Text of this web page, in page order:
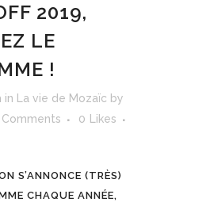
2019,
LE
!
in La vie de Mozaïc by
Comments 0
Likes
S’ANNONCE (TRÈS)
CHAQUE ANNÉE,